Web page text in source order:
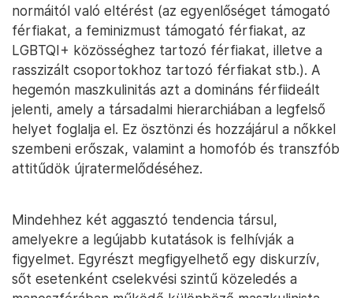
normáitól való eltérést (az egyenlőséget támogató
férfiakat, a feminizmust támogató férfiakat, az
LGBTQI+ közösséghez tartozó férfiakat, illetve a
rasszizált csoportokhoz tartozó férfiakat stb.). A
hegemón maszkulinitás azt a domináns férfiideált
jelenti, amely a társadalmi hierarchiában a legfelső
helyet foglalja el. Ez ösztönzi és hozzájárul a nőkkel
szembeni erőszak, valamint a homofób és transzfób
attitűdök újratermelődéséhez.
Mindehhez két aggasztó tendencia társul,
amelyekre a legújabb kutatások is felhívják a
figyelmet. Egyrészt megfigyelhető egy diskurzív,
sőt esetenként cselekvési szintű közeledés a